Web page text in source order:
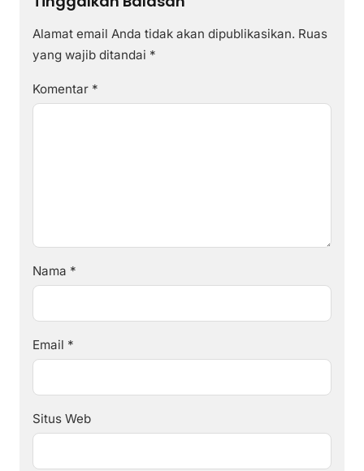
Alamat email Anda tidak akan dipublikasikan. Ruas
yang wajib ditandai *
Komentar *
Nama *
Email *
Situs Web